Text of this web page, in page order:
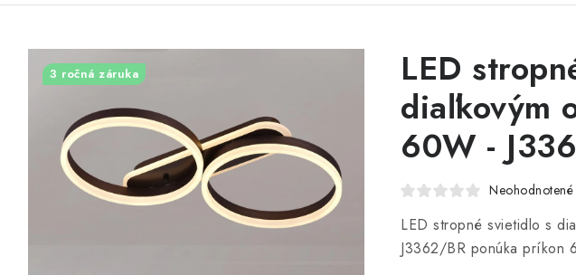
LED
diaľkovým
60W -
Neohodnotené
LED stropné svietidlo s
J3362/BR ponúka príkon
3 ročná záruka